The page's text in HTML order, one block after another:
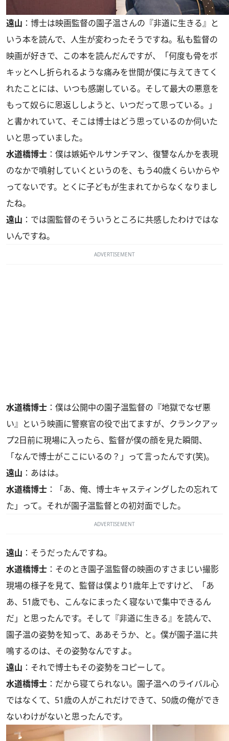
遠山 ：博士は映画監督の園子温さんの『非道に生きる』と
いう本を読んで、人生が変わったそうですね。私も監督の
映画が好きで、この本を読んだんですが、「何度も骨をボ
キッとへし折られるような痛みを世間が僕に与えてきてく
れたことには、いつも感謝している。そして最大の悪意を
もって奴らに恩返ししようと、いつだって思っている。」
と書かれていて、そこは博士はどう思っているのか伺いた
いと思っていました。
水道橋博士 ：僕は嫉妬やルサンチマン、復讐なんかを表現
のなかで噴射していくというのを、もう40歳くらいからや
ってないです。とくに子どもが生まれてからなくなりまし
たね。
遠山 ：では園監督のそういうところに共感したわけではな
いんですね。
ADVERTISEMENT
水道橋博士 ：僕は公開中の園子温監督の『地獄でなぜ悪
い』という映画に警察官の役で出てますが、クランクアッ
プ2日前に現場に入ったら、監督が僕の顔を見た瞬間、
「なんで博士がここにいるの？」って言ったんです(笑)。
遠山 ：あはは。
水道橋博士 ：「あ、俺、博士キャスティングしたの忘れて
た」って。それが園子温監督との初対面でした。
ADVERTISEMENT
遠山 ：そうだったんですね。
水道橋博士 ：そのとき園子温監督の映画のすさまじい撮影
現場の様子を見て、監督は僕より1歳年上ですけど、「あ
あ、51歳でも、こんなにまったく寝ないで集中できるん
だ」と思ったんです。そして『非道に生きる』を読んで、
園子温の姿勢を知って、ああそうか、と。僕が園子温に共
鳴するのは、その姿勢なんですよ。
遠山 ：それで博士もその姿勢をコピーして。
水道橋博士 ：だから寝てられない。園子温へのライバル心
ではなくて、51歳の人がこれだけできて、50歳の俺ができ
ないわけがないと思ったんです。